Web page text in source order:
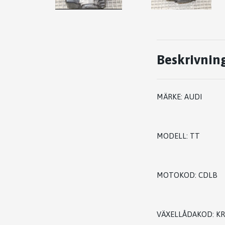
MÄRKE: AUDI
MODELL: TT
MOTOKOD: CDLB
VÄXELLÅDAKOD: